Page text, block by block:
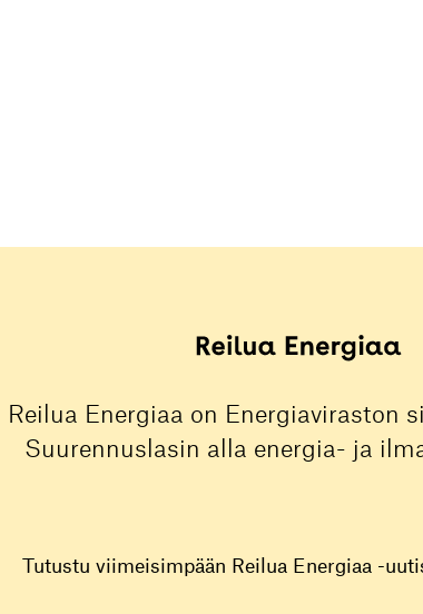
Reilua Energiaa on Energiaviraston
Suurennuslasin alla energia- ja
Tutustu viimeisimpään Reilua Energiaa -